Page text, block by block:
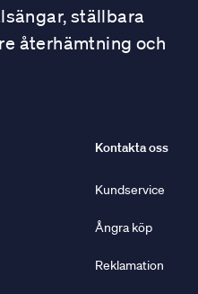
ställbara
återhämtning och
Kontakta oss
Kundservice
Ångra köp
Reklamation